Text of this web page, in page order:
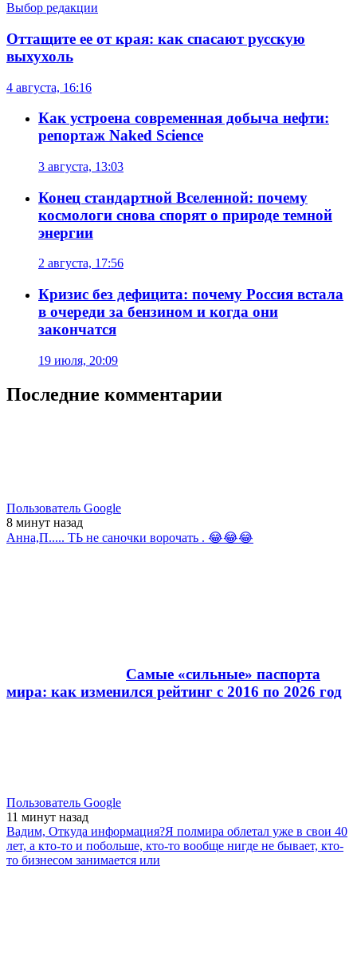
Выбор редакции
Оттащите ее от края: как спасают русскую
выхухоль
4 августа, 16:16
Как устроена современная добыча нефти:
репортаж Naked Science
3 августа, 13:03
Конец стандартной Вселенной: почему
космологи снова спорят о природе темной
энергии
2 августа, 17:56
Кризис без дефицита: почему Россия встала
в очереди за бензином и когда они
закончатся
19 июля, 20:09
Последние комментарии
Пользователь Google
8 минут назад
Анна,П..... ТЬ не саночки ворочать . 😂😂😂
Самые «сильные» паспорта
мира: как изменился рейтинг с 2016 по 2026 год
Пользователь Google
11 минут назад
Вадим, Откуда информация?Я полмира облетал уже в свои 40
лет, а кто-то и побольше, кто-то вообще нигде не бывает, кто-
то бизнесом занимается или